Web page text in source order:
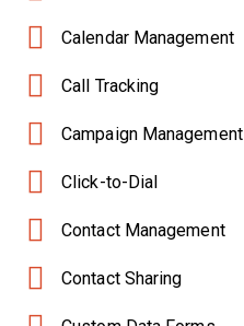
Calendar Management
Call Tracking
Campaign Management
Click-to-Dial
Contact Management
Contact Sharing